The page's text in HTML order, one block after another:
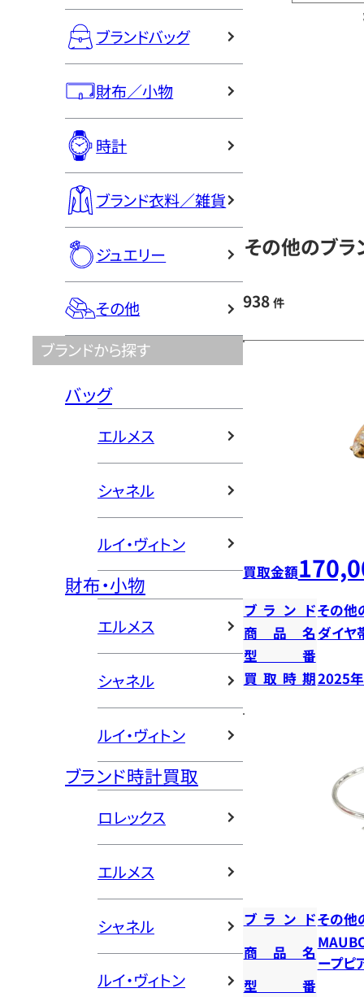
ブランドバッグ
財布／小物
時計
ブランド衣料／雑貨
ジュエリー
その他
ブランドから探す
バッグ
エルメス
シャネル
ルイ・ヴィトン
財布・小物
エルメス
シャネル
ルイ・ヴィトン
ブランド時計買取
ロレックス
エルメス
シャネル
ルイ・ヴィトン
その他のブラ
938 件
買取金額
ブランドその他
商品名ダイヤ
型番
買取時期2025
ブランドその他
商品名
ープピ
型番